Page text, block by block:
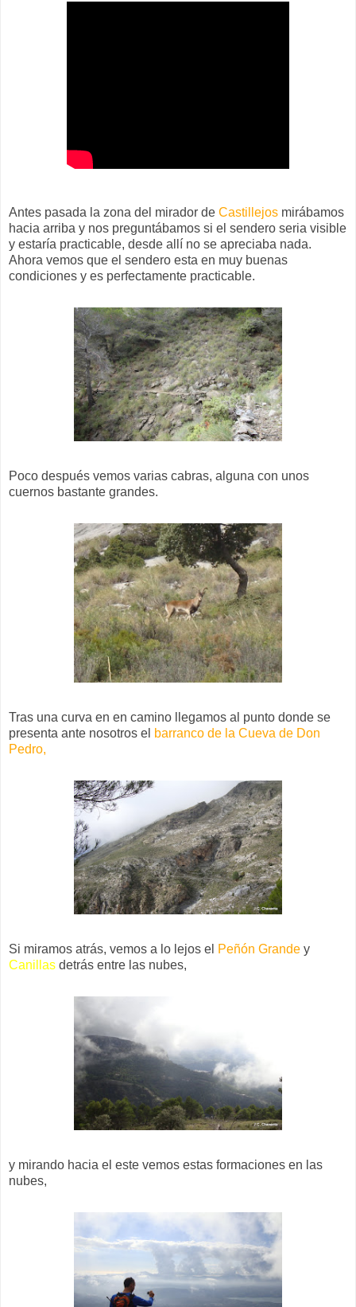
Antes pasada la zona del mirador de Castillejos mirábamos
hacia arriba y nos preguntábamos si el sendero seria visible
y estaría practicable, desde allí no se apreciaba nada.
Ahora vemos que el sendero esta en muy buenas
condiciones y es perfectamente practicable.
Poco después vemos varias cabras, alguna con unos
cuernos bastante grandes.
Tras una curva en en camino llegamos al punto donde se
presenta ante nosotros el barranco de la Cueva de Don
Pedro,
Si miramos atrás, vemos a lo lejos el Peñón Grande y
Canillas detrás entre las nubes,
y mirando hacia el este vemos estas formaciones en las
nubes,